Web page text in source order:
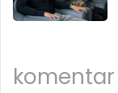
komentar